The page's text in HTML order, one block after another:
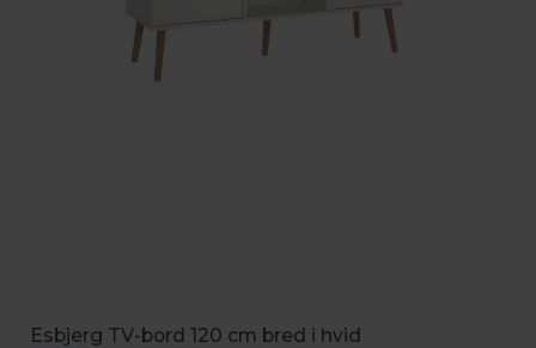
Esbjerg TV-bord 120 cm bred i hvid